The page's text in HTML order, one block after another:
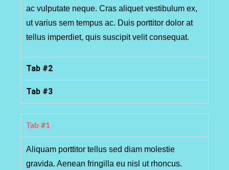
ac vulputate neque. Cras aliquet vestibulum ex,
ut varius sem tempus ac. Duis porttitor dolor at
tellus imperdiet, quis suscipit velit consequat.
Tab #2
Tab #3
Tab #1
Aliquam porttitor tellus sed diam molestie
gravida. Aenean fringilla eu nisl ut rhoncus.